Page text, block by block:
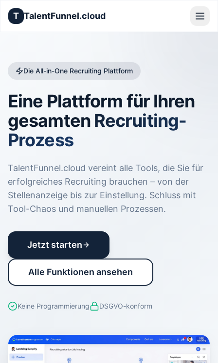
T TalentFunnel.cloud
Die All-in-One Recruiting Plattform
Eine Plattform für Ihren
gesamten Recruiting-
Prozess
TalentFunnel.cloud vereint alle Tools, die Sie für
erfolgreiches Recruiting brauchen – von der
Stellenanzeige bis zur Einstellung. Schluss mit
Tool-Chaos und manuellen Prozessen.
Jetzt starten
Alle Funktionen ansehen
Keine Programmierung DSGVO-konform